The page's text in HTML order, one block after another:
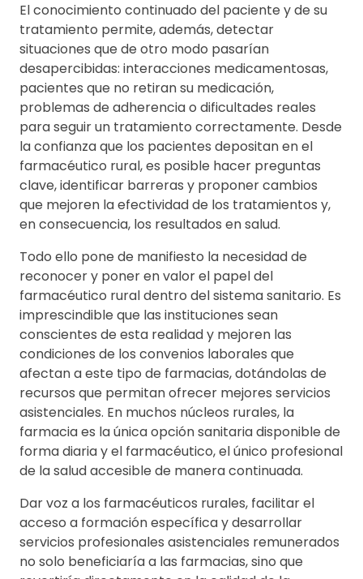
El conocimiento continuado del paciente y de su
tratamiento permite, además, detectar
situaciones que de otro modo pasarían
desapercibidas: interacciones medicamentosas,
pacientes que no retiran su medicación,
problemas de adherencia o dificultades reales
para seguir un tratamiento correctamente. Desde
la confianza que los pacientes depositan en el
farmacéutico rural, es posible hacer preguntas
clave, identificar barreras y proponer cambios
que mejoren la efectividad de los tratamientos y,
en consecuencia, los resultados en salud.
Todo ello pone de manifiesto la necesidad de
reconocer y poner en valor el papel del
farmacéutico rural dentro del sistema sanitario. Es
imprescindible que las instituciones sean
conscientes de esta realidad y mejoren las
condiciones de los convenios laborales que
afectan a este tipo de farmacias, dotándolas de
recursos que permitan ofrecer mejores servicios
asistenciales. En muchos núcleos rurales, la
farmacia es la única opción sanitaria disponible de
forma diaria y el farmacéutico, el único profesional
de la salud accesible de manera continuada.
Dar voz a los farmacéuticos rurales, facilitar el
acceso a formación específica y desarrollar
servicios profesionales asistenciales remunerados
no solo beneficiaría a las farmacias, sino que